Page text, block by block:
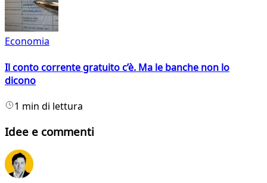
Economia
Il conto corrente gratuito c’è. Ma le banche non lo
dicono
1 min di lettura
Idee e commenti